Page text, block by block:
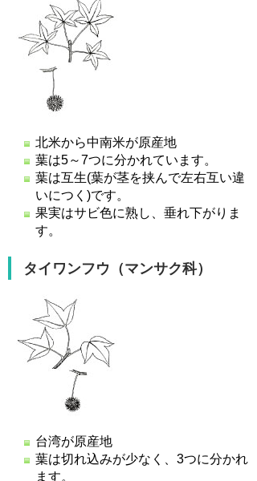
北米から中南米が原産地
葉は5～7つに分かれています。
葉は互生(葉が茎を挟んで左右互い違
いにつく)です。
果実はサビ色に熟し、垂れ下がりま
す。
タイワンフウ（マンサク科）
台湾が原産地
葉は切れ込みが少なく、3つに分かれ
ます。